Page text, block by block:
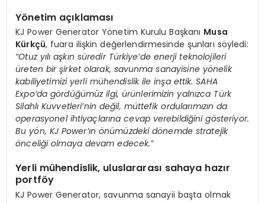
Yönetim açıklaması
KJ Power Generator Yönetim Kurulu Başkanı Musa
Kürkçü, fuara ilişkin değerlendirmesinde şunları söyledi:
“Otuz yılı aşkın süredir Türkiye’de enerji teknolojileri
üreten bir şirket olarak, savunma sanayisine yönelik
kabiliyetimizi yerli mühendislik ile inşa ettik. SAHA
Expo’da gördüğümüz ilgi, ürünlerimizin yalnızca Türk
Silahlı Kuvvetleri’nin değil, müttefik ordularımızın da
operasyonel ihtiyaçlarına cevap verebildiğini gösteriyor.
Bu yön, KJ Power’ın önümüzdeki dönemde stratejik
önceliği olmaya devam edecek.”
Yerli mühendislik, uluslararası sahaya hazır
portföy
KJ Power Generator, savunma sanayii başta olmak